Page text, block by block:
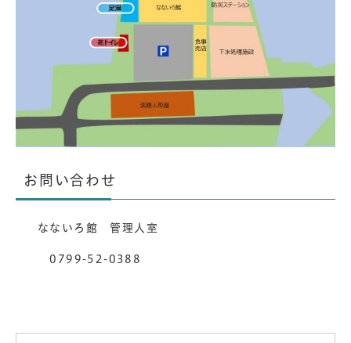
お問い合わせ
なないろ館 管理人室
0799-52-0388